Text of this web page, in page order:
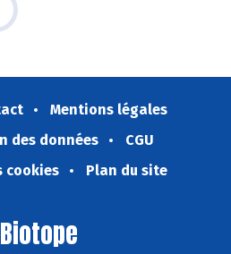
Mentions légales
des données
CGU
cookies
Plan du site
Biotope